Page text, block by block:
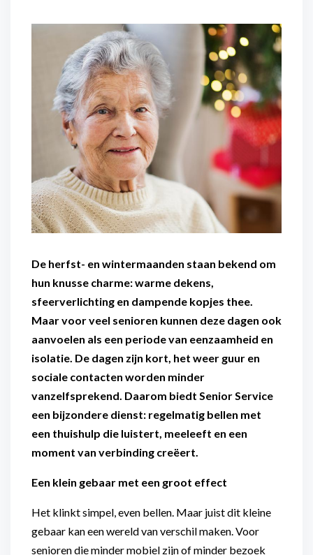
Diensten voor
organisaties
Maaltijdondersteuning
Mantelzorger van de zaak
Altijd in de buurt
Snel geregeld
De herfst- en wintermaanden staan bekend om
hun knusse charme: warme dekens,
sfeerverlichting en dampende kopjes thee.
Maar voor veel senioren kunnen deze dagen ook
aanvoelen als een periode van eenzaamheid en
isolatie. De dagen zijn kort, het weer guur en
sociale contacten worden minder
vanzelfsprekend. Daarom biedt Senior Service
een bijzondere dienst: regelmatig bellen met
een thuishulp die luistert, meeleeft en een
moment van verbinding creëert.
Een klein gebaar met een groot effect
Het klinkt simpel, even bellen. Maar juist dit kleine
gebaar kan een wereld van verschil maken. Voor
senioren die minder mobiel zijn of minder bezoek